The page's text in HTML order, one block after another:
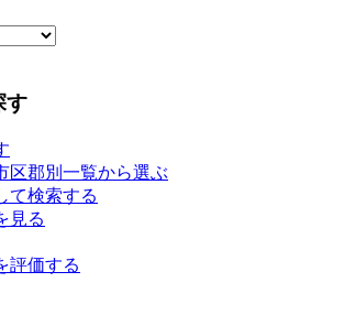
す
区郡別一覧から選ぶ
て検索する
見る
評価する